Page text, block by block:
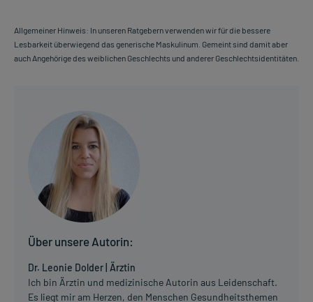
Allgemeiner Hinweis: In unseren Ratgebern verwenden wir für die bessere
Lesbarkeit überwiegend das generische Maskulinum. Gemeint sind damit aber
auch Angehörige des weiblichen Geschlechts und anderer Geschlechtsidentitäten.
Über unsere Autorin:
Dr. Leonie Dolder | Ärztin
Ich bin Ärztin und medizinische Autorin aus Leidenschaft.
Es liegt mir am Herzen, den Menschen Gesundheitsthemen